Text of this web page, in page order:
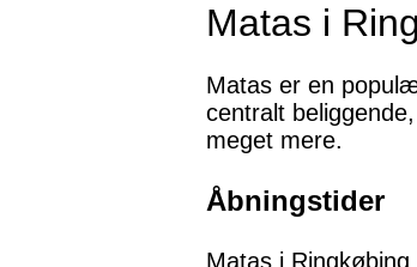
Matas i
Matas er en
centralt
meget mere.
Åbningstider
Matas i